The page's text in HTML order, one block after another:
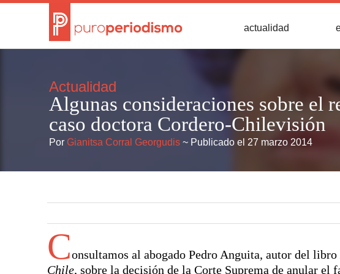
actualidad
Actualidad
Algunas consideraciones sobre el
caso doctora Cordero-Chilevisión
Por Gianitsa Corral Georgudis ~ Publicado el 27 marzo 2014
Consultamos al abogado Pedro Anguita, autor del libro
Chile, sobre la decisión de la Corte Suprema de anular el